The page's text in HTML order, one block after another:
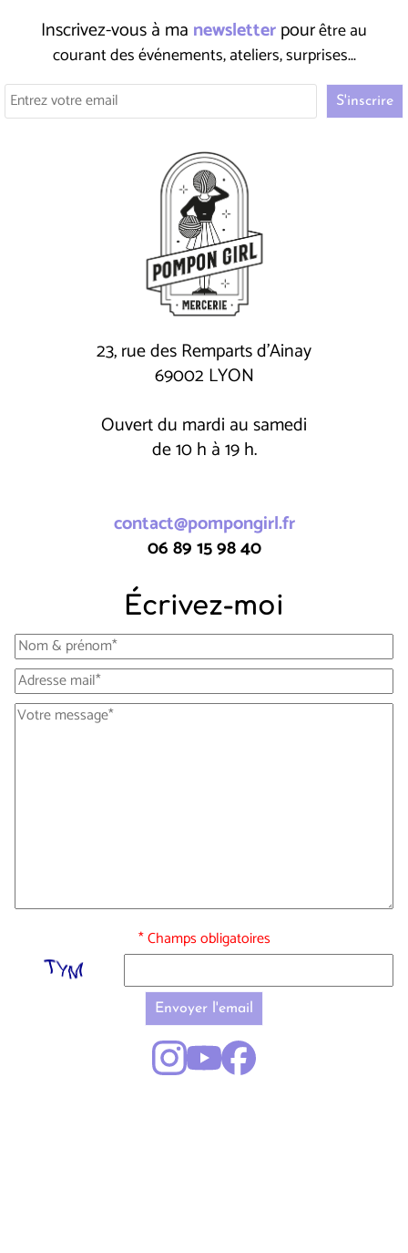
Inscrivez-vous à ma newsletterpourêtre au
courant des événements, ateliers, surprises...
23, rue des Remparts d'Ainay
69002 LYON
Ouvert du mardi au samedi
de 10 h à 19 h.
contact@pompongirl.fr
06 89 15 98 40
Écrivez-moi
* Champs obligatoires
Envoyer l'email